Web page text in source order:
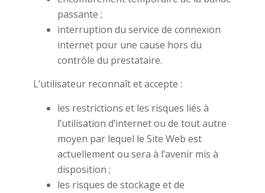
passante ;
interruption du service de connexion
internet pour une cause hors du
contrôle du prestataire.
L’utilisateur reconnaît et accepte :
les restrictions et les risques liés à
l’utilisation d’internet ou de tout autre
moyen par lequel le Site Web est
actuellement ou sera à l’avenir mis à
disposition ;
les risques de stockage et de